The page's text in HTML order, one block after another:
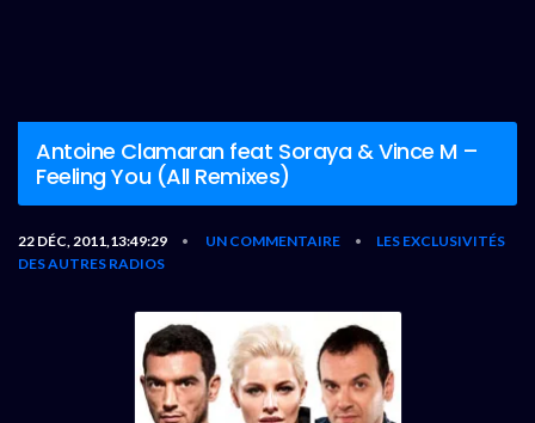
Antoine Clamaran feat Soraya & Vince M –
Feeling You (All Remixes)
22 DÉC, 2011,13:49:29 • UN COMMENTAIRE •
LES EXCLUSIVITÉS
DES AUTRES RADIOS